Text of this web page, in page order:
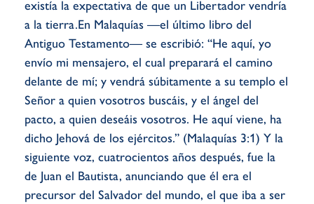
existía la expectativa de que un Libertador vendría
a la tierra.En Malaquías —el último libro del
Antiguo Testamento— se escribió: “He aquí, yo
envío mi mensajero, el cual preparará el camino
delante de mí; y vendrá súbitamente a su templo el
Señor a quien vosotros buscáis, y el ángel del
pacto, a quien deseáis vosotros. He aquí viene, ha
dicho Jehová de los ejércitos.” (Malaquías 3:1) Y la
siguiente voz, cuatrocientos años después, fue la
de Juan el Bautista, anunciando que él era el
precursor del Salvador del mundo, el que iba a ser